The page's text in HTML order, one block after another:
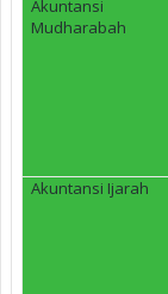
Akuntansi
Mudharabah
Akuntansi Ijarah